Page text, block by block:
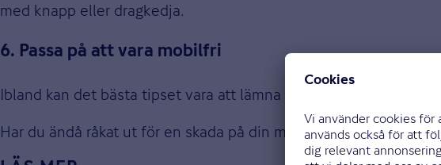
med knapp eller dragkedja.
6. Passa på att vara mobilfri
Ibland kan det bästa tipset vara att lämna mobilen hemma, i
Har du ändå råkat ut för en skada på din mobiltelefon?Anmäl